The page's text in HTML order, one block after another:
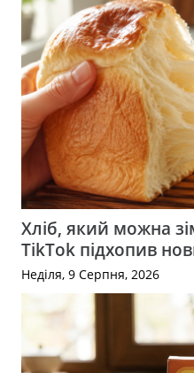
Хліб, який можна
TikTok підхопив
Неділя, 9 Серпня, 2026